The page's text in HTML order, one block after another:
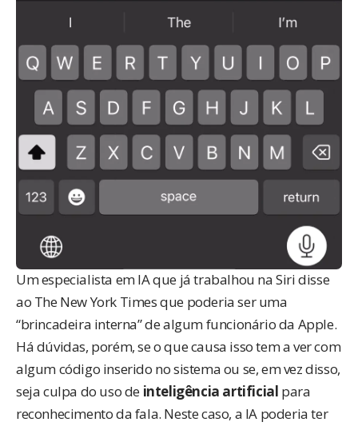
Um especialista em IA que já trabalhou na Siri disse
ao The New York Timesque poderia ser uma
“brincadeira interna” de algum funcionário da Apple.
Há dúvidas, porém, se o que causa isso tem a ver com
algum código inserido no sistema ou se, em vez disso,
seja culpa do uso de inteligência artificial para
reconhecimento da fala. Neste caso, a IA poderia ter